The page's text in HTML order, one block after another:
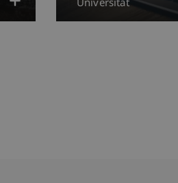
Universität